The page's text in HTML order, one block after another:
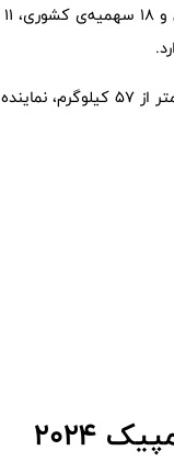
۲۰۲۴